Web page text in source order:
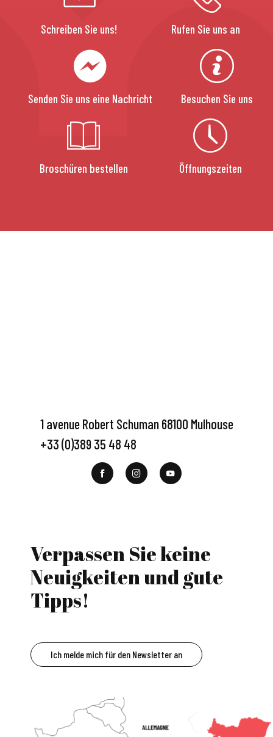
Schreiben Sie uns! Rufen Sie uns an
Senden Sie uns eine Nachricht Besuchen Sie uns
Broschüren bestellen Öffnungszeiten
1 avenue Robert Schuman 68100 Mulhouse
+33 (0)389 35 48 48
Verpassen Sie keine
Neuigkeiten und gute
Tipps!
Ich melde mich für den Newsletter an